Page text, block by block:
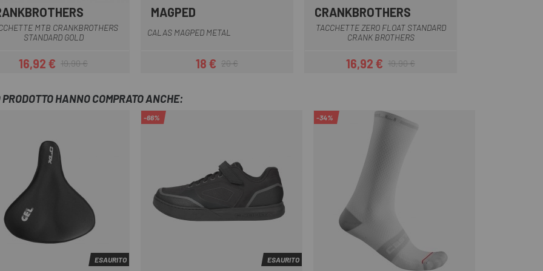
Multiplo
MTB CRANKBROTHERS
STANDARD GOLD
Prezzo
16,92 €Prezzo base
19,90 €
MAGPED
CALAS MAGPED METAL
Prezzo
18 € Prezzo base
20 €
Argento
CRANKBROTHERS
TACCHETTE ZERO FLOAT STANDARD
CRANK BROTHERS
Prezzo
16,92 €Prezzo base
19,90 €
HANNO COMPRATO ANCHE:
ESAURITO
-66%
ESAURITO
-34%